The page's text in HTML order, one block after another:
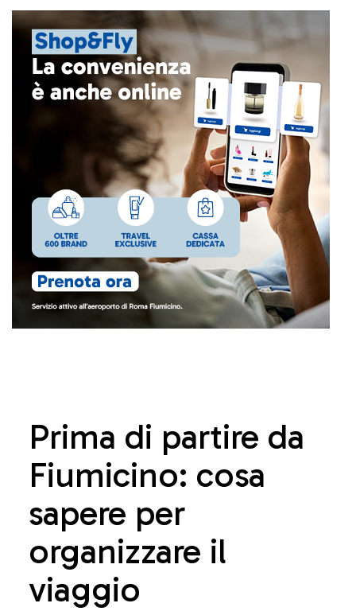
Prima di partire da
Fiumicino: cosa
sapere per
organizzare il
viaggio